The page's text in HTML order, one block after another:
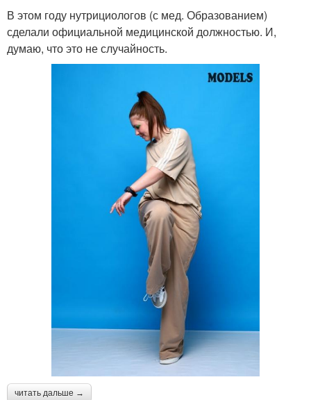
В этом году нутрициологов (с мед. Образованием)
сделали официальной медицинской должностью. И,
думаю, что это не случайность.
читать дальше →